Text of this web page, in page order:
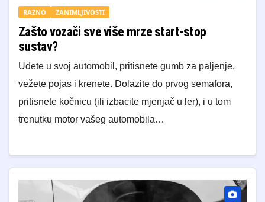
RAZNO ZANIMLJIVOSTI
Zašto vozači sve više mrze start-stop
sustav?
Uđete u svoj automobil, pritisnete gumb za paljenje,
vežete pojas i krenete. Dolazite do prvog semafora,
pritisnete kočnicu (ili izbacite mjenjač u ler), i u tom
trenutku motor vašeg automobila…